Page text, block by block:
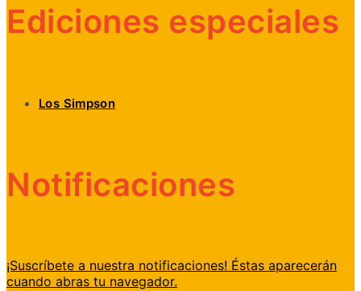
Ediciones especiales
Los Simpson
Notificaciones
¡Suscríbete a nuestra notificaciones! Éstas aparecerán
cuando abras tu navegador.